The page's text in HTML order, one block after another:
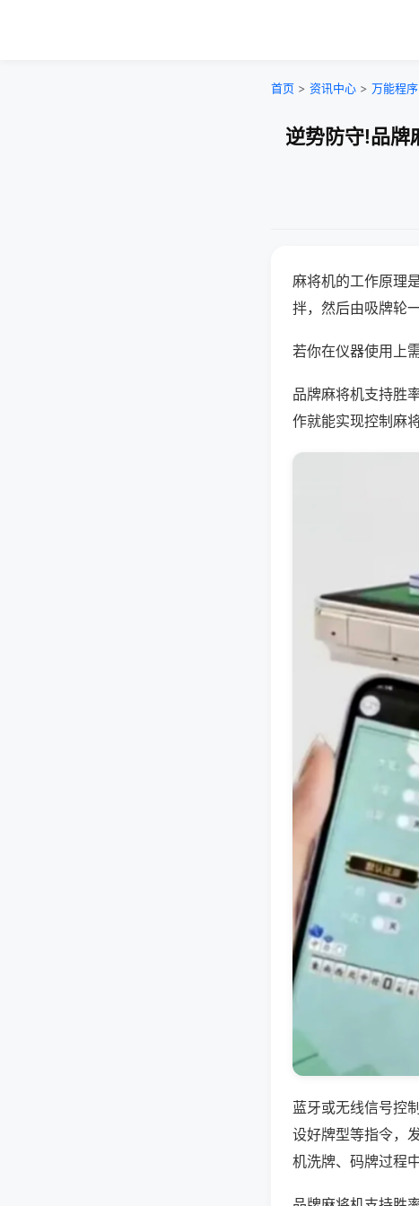
首页 > 资讯中心 > 万能程序
逆势防守!品牌
麻将机的工作原理
拌，然后由吸牌轮
若你在仪器使用上
品牌麻将机支持胜
作就能实现控制麻
蓝牙或无线信号控
设好牌型等指令，
机洗牌、码牌过程